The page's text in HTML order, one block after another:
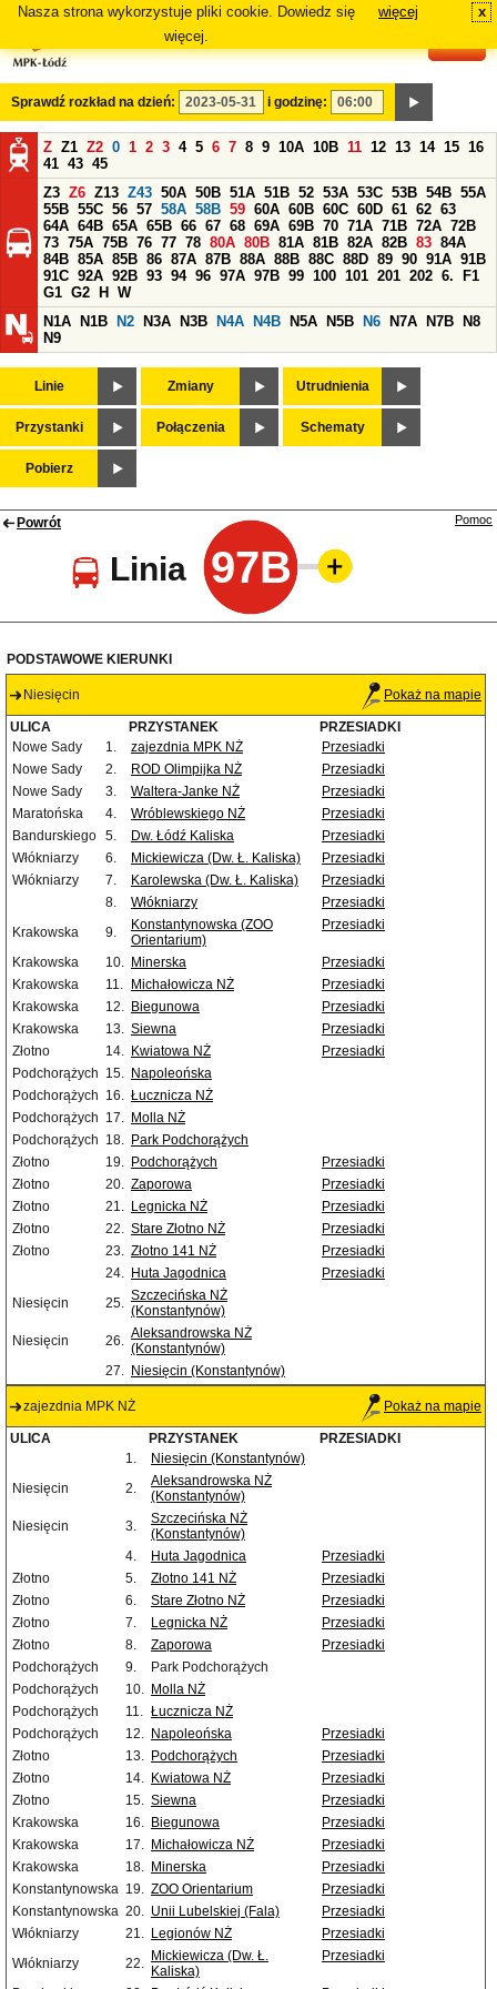
Nasza strona wykorzystuje pliki cookie. Dowiedz się
więcej.
więcej x
Sprawdź rozkład na dzień: i godzinę:
Z Z1 Z2 0 1 2 3 4 5 6 7 8 9 10A 10B 11 12 13 14 15 16
41 43 45
Z3 Z6 Z13 Z43 50A 50B 51A 51B 52 53A 53C 53B 54B 55A
55B 55C 56 57 58A 58B 59 60A 60B 60C 60D 61 62 63
64A 64B 65A 65B 66 67 68 69A 69B 70 71A 71B 72A 72B
73 75A 75B 76 77 78 80A 80B 81A 81B 82A 82B 83 84A
84B 85A 85B 86 87A 87B 88A 88B 88C 88D 89 90 91A 91B
91C 92A 92B 93 94 96 97A 97B 99 100 101 201 202 6.
F1
G1 G2 H
W
N1A
N1B N2 N3A N3B N4A N4B N5A N5B N6 N7A N7B
N8
N9
Linie Zmiany Utrudnienia
Przystanki Połączenia Schematy
Pobierz
Powrót
Linia 97B
Pomoc
PODSTAWOWE KIERUNKI
Niesięcin Pokaż na mapie
ULICA PRZYSTANEK
PRZESIADKI
Nowe Sady
1. zajezdnia MPK NŻ
Przesiadki
Nowe Sady
2. ROD Olimpijka NŻ
Przesiadki
Nowe Sady
3. Waltera-Janke NŻ
Przesiadki
Maratońska
4. Wróblewskiego NŻ
Przesiadki
Bandurskiego 5. Dw. Łódź Kaliska
Przesiadki
Włókniarzy
6. Mickiewicza (Dw. Ł. Kaliska)
Przesiadki
Włókniarzy
7. Karolewska (Dw. Ł. Kaliska)
Przesiadki
8.
Włókniarzy
Przesiadki
Krakowska
9.
Konstantynowska (ZOO
Orientarium)
Przesiadki
Krakowska 10. Minerska
Przesiadki
Krakowska
11. Michałowicza NŻ
Przesiadki
Krakowska
12. Biegunowa
Przesiadki
Krakowska
13. Siewna
Przesiadki
Złotno
14. Kwiatowa NŻ
Przesiadki
Podchorążych 15. Napoleońska
Podchorążych 16. Łucznicza NŻ
Podchorążych 17. Molla NŻ
Podchorążych 18. Park Podchorążych
Złotno
19. Podchorążych
Przesiadki
Złotno
20. Zaporowa
Przesiadki
Złotno
21. Legnicka NŻ
Przesiadki
Złotno
22. Stare Złotno NŻ
Przesiadki
Złotno
23. Złotno 141 NŻ
Przesiadki
24. Huta Jagodnica
Przesiadki
Niesięcin
25. Szczecińska NŻ
(Konstantynów)
Niesięcin
26. Aleksandrowska NŻ
(Konstantynów)
27. Niesięcin (Konstantynów)
zajezdnia MPK NŻ Pokaż na mapie
ULICA PRZYSTANEK
PRZESIADKI
1.
Niesięcin (Konstantynów)
Niesięcin
2.
Aleksandrowska NŻ
(Konstantynów)
Niesięcin
3.
Szczecińska NŻ
(Konstantynów)
4.
Huta Jagodnica
Przesiadki
Złotno
5. Złotno 141 NŻ
Przesiadki
Złotno
6. Stare Złotno NŻ
Przesiadki
Złotno
7. Legnicka NŻ
Przesiadki
Złotno
8. Zaporowa
Przesiadki
Podchorążych
9.
Park Podchorążych
Podchorążych
10. Molla NŻ
Podchorążych
11. Łucznicza NŻ
Podchorążych
12. Napoleońska
Przesiadki
Złotno
13. Podchorążych
Przesiadki
Złotno
14. Kwiatowa NŻ
Przesiadki
Złotno
15. Siewna
Przesiadki
Krakowska
16. Biegunowa
Przesiadki
Krakowska
17. Michałowicza NŻ
Przesiadki
Krakowska
18. Minerska
Przesiadki
Konstantynowska 19. ZOO Orientarium
Przesiadki
Konstantynowska 20. Unii Lubelskiej (Fala)
Przesiadki
Włókniarzy
21. Legionów NŻ
Przesiadki
Włókniarzy
22. Mickiewicza (Dw. Ł.
Kaliska)
Przesiadki